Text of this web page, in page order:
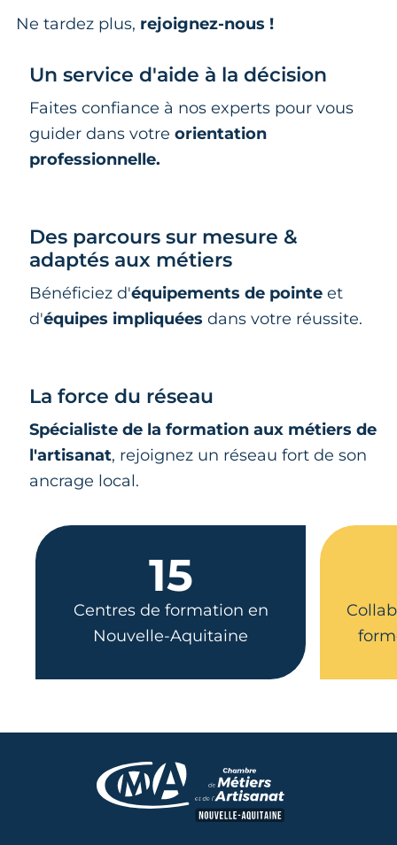
Ne tardez plus, rejoignez-nous !
Un service d'aide à la décision
Faites confiance à nos experts pour vous
guider dans votre orientation
professionnelle.
Des parcours sur mesure &
adaptés aux métiers
Bénéficiez d'équipements de pointe et
d'équipes impliquées dans votre réussite.
La force du réseau
Spécialiste de la formation aux métiers de
l'artisanat, rejoignez un réseau fort de son
ancrage local.
15
Centres de formation en
Nouvelle-Aquitaine